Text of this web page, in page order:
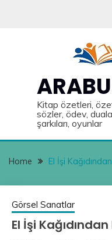
Kitap özetleri,
sözler, ödev,
şarkıları, oyunlar
Home El İşi
Görsel Sanatlar
El İşi